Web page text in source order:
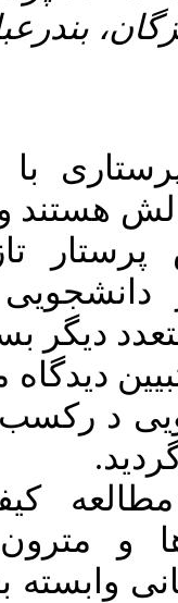
صلاحیت
و میزان
تازه کار
در
بسیار
مدیران
صلاحیت
مواد
به